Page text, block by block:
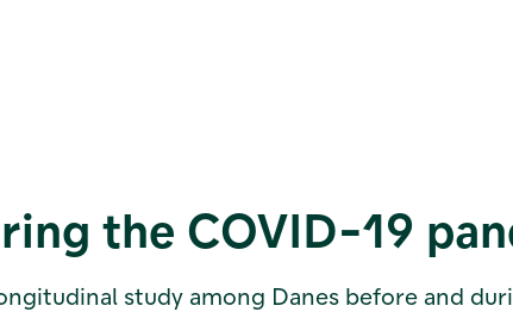
the COVID-19
study among Danes before and